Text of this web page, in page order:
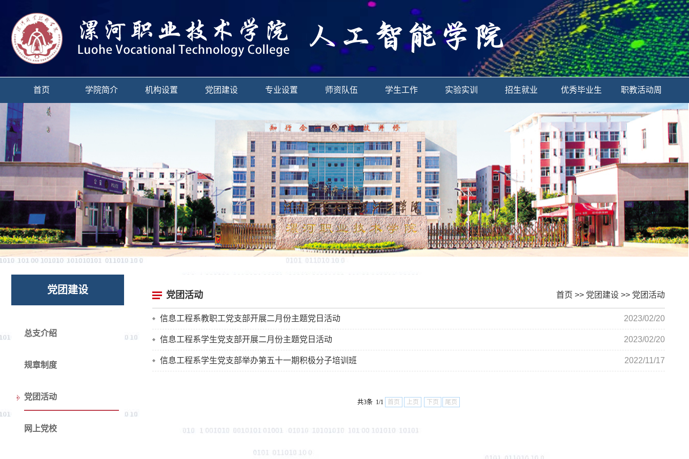
首页 学院简介 机构设置 党团建设 专业设置 师资队伍 学生工作 实验实训 招生就业 优秀毕业生 职教活动周
党团建设
总支介绍
规章制度
党团活动
网上党校
党团活动 首页 >> 党团建设 >> 党团活动
信息工程系教职工党支部开展二月份主题党日活动 2023/02/20
信息工程系学生党支部开展二月份主题党日活动 2023/02/20
信息工程系学生党支部举办第五十一期积极分子培训班 2022/11/17
共3条 1/1 首页 上页 下页 尾页